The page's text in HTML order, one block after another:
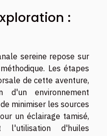
:
sereine repose sur
Les étapes
de cette aventure,
d'un environnement
minimiser les sources
un éclairage tamisé,
d'huiles